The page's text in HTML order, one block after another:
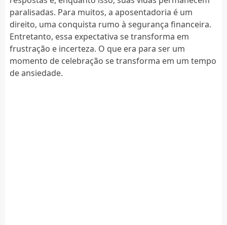
paralisadas. Para muitos, a aposentadoria é um
direito, uma conquista rumo à segurança financeira.
Entretanto, essa expectativa se transforma em
frustração e incerteza. O que era para ser um
momento de celebração se transforma em um tempo
de ansiedade.